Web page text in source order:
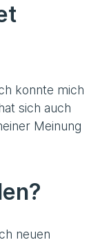
konnte mich
sich auch
Meinung
neuen